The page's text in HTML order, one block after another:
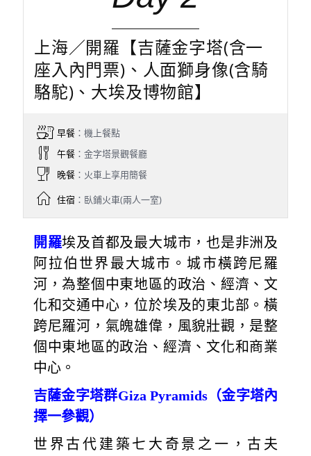
上海／開羅【吉薩金字塔(含一
座入內門票)、人面獅身像(含騎
駱駝)、大埃及博物館】
早餐：機上餐點
午餐：金字塔景觀餐廳
晚餐：火車上享用簡餐
住宿：臥鋪火車(兩人一室)
開羅埃及首都及最大城市，也是非洲及
阿拉伯世界最大城市。城市橫跨尼羅
河，為整個中東地區的政治、經濟、文
化和交通中心，位於埃及的東北部。橫
跨尼羅河，氣魄雄偉，風貌壯觀，是整
個中東地區的政治、經濟、文化和商業
中心。
吉薩金字塔群Giza Pyramids（金字塔內
擇一參觀）
世界古代建築七大奇景之一，古夫